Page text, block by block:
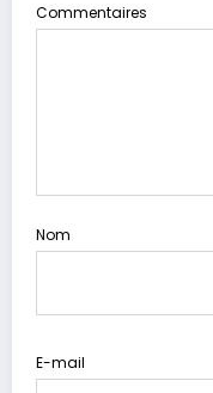
Commentaires
Nom
E-mail